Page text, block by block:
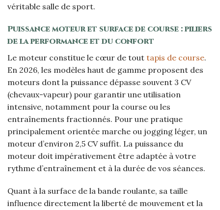
véritable salle de sport.
Puissance moteur et surface de course : piliers
de la performance et du confort
Le moteur constitue le cœur de tout tapis de course.
En 2026, les modèles haut de gamme proposent des
moteurs dont la puissance dépasse souvent 3 CV
(chevaux-vapeur) pour garantir une utilisation
intensive, notamment pour la course ou les
entraînements fractionnés. Pour une pratique
principalement orientée marche ou jogging léger, un
moteur d’environ 2,5 CV suffit. La puissance du
moteur doit impérativement être adaptée à votre
rythme d’entraînement et à la durée de vos séances.
Quant à la surface de la bande roulante, sa taille
influence directement la liberté de mouvement et la